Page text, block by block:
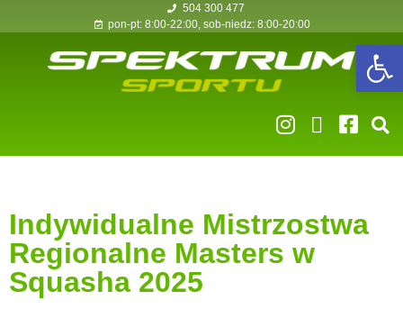
504 300 477
pon-pt: 8:00-22:00, sob-niedz: 8:00-20:00
Indywidualne Mistrzostwa
Regionalne Masters w
Squasha 2025